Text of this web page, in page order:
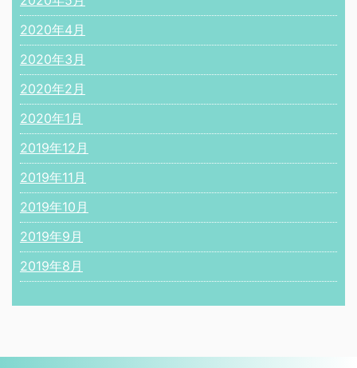
2020年4月
2020年3月
2020年2月
2020年1月
2019年12月
2019年11月
2019年10月
2019年9月
2019年8月